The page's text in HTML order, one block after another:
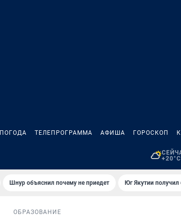
ПОГОДА ТЕЛЕПРОГРАММА АФИША ГОРОСКОП
+20°C
Шнур объяснил почему не приедет Юг Якутии получил
ОБРАЗОВАНИЕ